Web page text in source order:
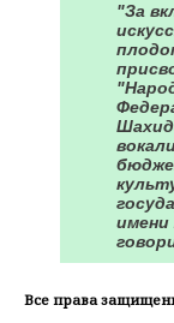
"За
имени
Все права